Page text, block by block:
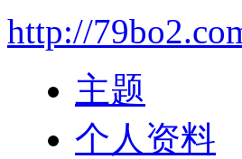
http://
主题
个人资料